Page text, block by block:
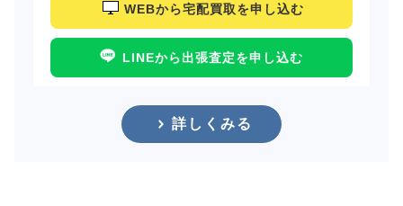
WEBから宅配買取を申し込む
LINEから出張査定を申し込む
詳しくみる